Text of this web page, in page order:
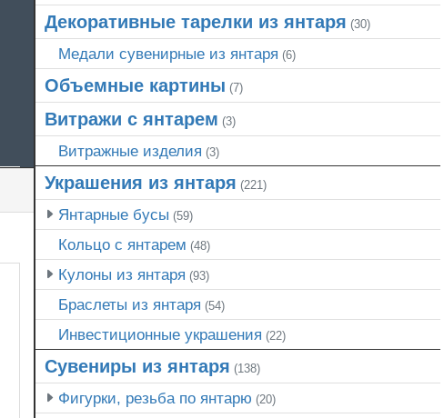
Декоративные тарелки из янтаря (30)
Медали сувенирные из янтаря (6)
Объемные картины (7)
Витражи с янтарем (3)
Витражные изделия (3)
Украшения из янтаря (221)
Янтарные бусы (59)
Кольцо с янтарем (48)
Кулоны из янтаря (93)
Браслеты из янтаря (54)
Инвестиционные украшения (22)
Сувениры из янтаря (138)
Фигурки, резьба по янтарю (20)